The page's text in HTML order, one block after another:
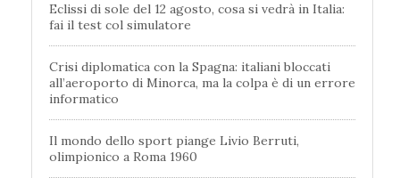
Eclissi di sole del 12 agosto, cosa si vedrà in Italia:
fai il test col simulatore
Crisi diplomatica con la Spagna: italiani bloccati
all’aeroporto di Minorca, ma la colpa è di un errore
informatico
Il mondo dello sport piange Livio Berruti,
olimpionico a Roma 1960